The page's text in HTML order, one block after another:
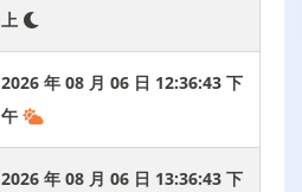
上
2026 年 08 月 06 日 12:36:44 下
午
2026 年 08 月 06 日 13:36:44 下